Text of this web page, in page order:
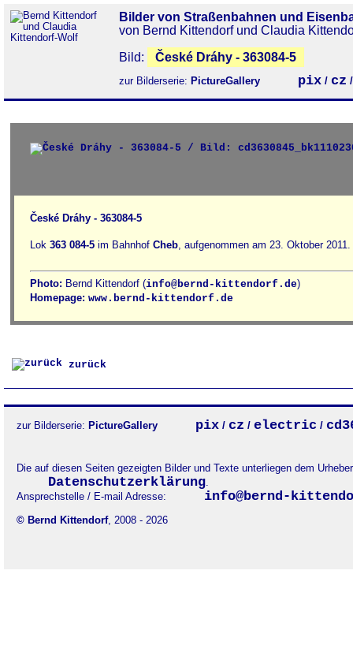
Bilder von Straßenbahnen und
von Bernd Kittendorf und Claudia
Bild:
České Dráhy - 363084-5
zur Bilderserie: PictureGallery pix / cz
České Dráhy - 363084-5
Lok 363 084-5 im Bahnhof Cheb, aufgenommen am 23. Oktober 2011.
Photo: Bernd Kittendorf (info@bernd-kittendorf.de)
Homepage: www.bernd-kittendorf.de
zurück
zur Bilderserie: PictureGallery pix / cz / electric /
Die auf diesen Seiten gezeigten Bilder und Texte unterliegen dem
Datenschutzerklärung.
Ansprechstelle / E-mail Adresse:
info@bernd-
© Bernd Kittendorf, 2008 - 2026